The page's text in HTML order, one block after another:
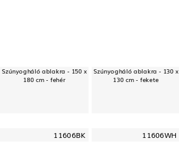
Szúnyogháló ablakra - 150 x
180 cm - fehér
Szúnyogháló ablakra - 130 x
130 cm - fekete
11606BK 11606WH